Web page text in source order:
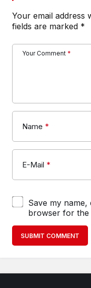
Your email address
fields are marked *
Your Comment *
Name *
E-Mail *
Save my name,
browser for the
SUBMIT COMMENT